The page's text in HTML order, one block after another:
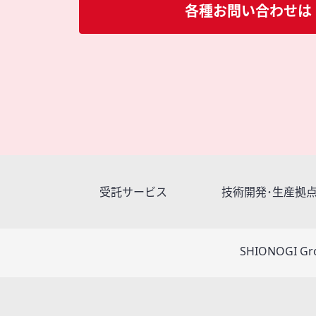
各種お問い合わせは
受託サービス 技術開発･生産拠
SHIONOGI